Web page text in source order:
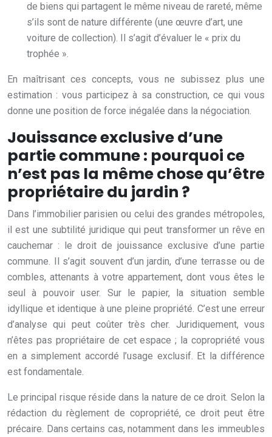
de biens qui partagent le même niveau de rareté, même
s’ils sont de nature différente (une œuvre d’art, une
voiture de collection). Il s’agit d’évaluer le « prix du
trophée ».
En maîtrisant ces concepts, vous ne subissez plus une
estimation : vous participez à sa construction, ce qui vous
donne une position de force inégalée dans la négociation.
Jouissance exclusive d’une
partie commune : pourquoi ce
n’est pas la même chose qu’être
propriétaire du jardin ?
Dans l’immobilier parisien ou celui des grandes métropoles,
il est une subtilité juridique qui peut transformer un rêve en
cauchemar : le droit de jouissance exclusive d’une partie
commune. Il s’agit souvent d’un jardin, d’une terrasse ou de
combles, attenants à votre appartement, dont vous êtes le
seul à pouvoir user. Sur le papier, la situation semble
idyllique et identique à une pleine propriété. C’est une erreur
d’analyse qui peut coûter très cher. Juridiquement, vous
n’êtes pas propriétaire de cet espace ; la copropriété vous
en a simplement accordé l’usage exclusif. Et la différence
est fondamentale.
Le principal risque réside dans la nature de ce droit. Selon la
rédaction du règlement de copropriété, ce droit peut être
précaire. Dans certains cas, notamment dans les immeubles